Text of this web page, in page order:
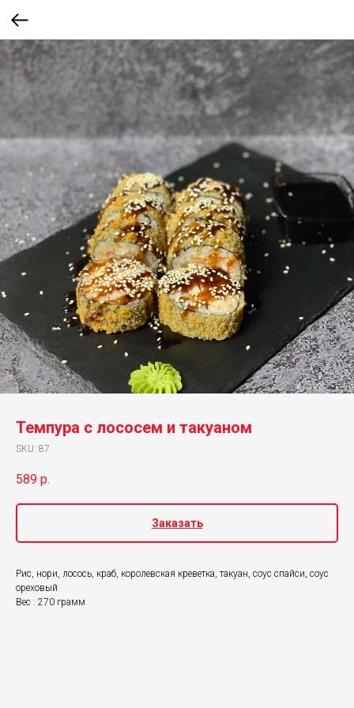
Темпура с лососем и такуаном
SKU: 87
589 р.
Заказать
Рис, нори, лосось, краб, королевская креветка, такуан, соус спайси, соус
ореховый
Вес : 270 грамм